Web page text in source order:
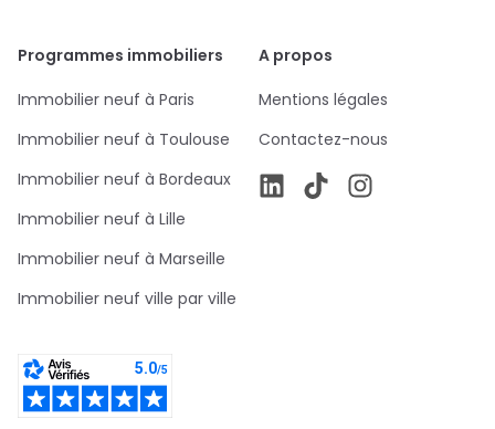
Programmes immobiliers
Immobilier neuf à Paris
Immobilier neuf à Toulouse
Immobilier neuf à Bordeaux
Immobilier neuf à Lille
Immobilier neuf à Marseille
Immobilier neuf ville par ville
A propos
Mentions légales
Contactez-nous